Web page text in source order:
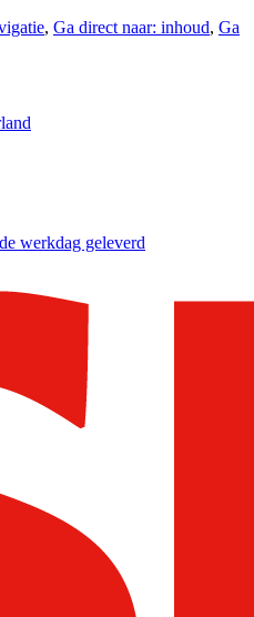
, Ga direct naar: inhoud, Ga
werkdag geleverd